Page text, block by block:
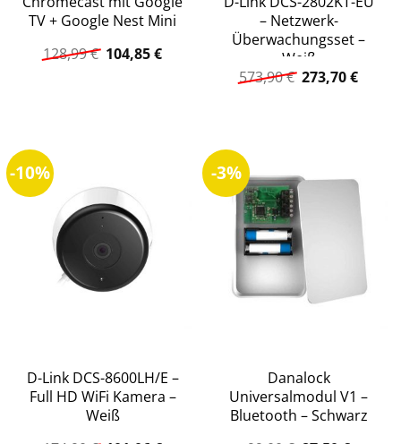
TV + Google Nest Mini
128,99€ Ursprünglicher
Preis
104,85€Aktueller
– Netzwerk-
Überwachungsset –
Weiß
573,90€
Preis
273,70€
-10%
D-Link DCS-8600LH/E –
Full HD WiFi Kamera –
Weiß
-3%
Danalock
Universalmodul V1 –
Bluetooth – Schwarz